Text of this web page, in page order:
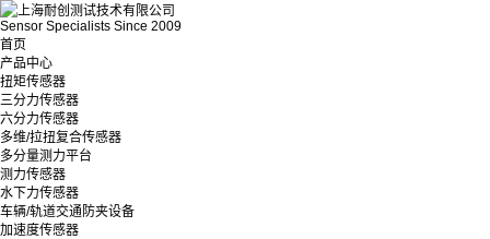
Sensor Specialists Since 2009
首页
产品中心
扭矩传感器
三分力传感器
六分力传感器
多维/拉扭复合传感器
多分量测力平台
测力传感器
水下力传感器
车辆/轨道交通防夹设备
加速度传感器